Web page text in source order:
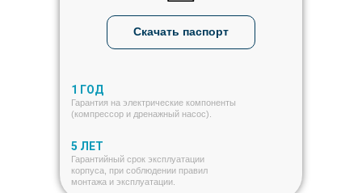
Гарантия на электрические компоненты
(компрессор и дренажный насос).
1 ГОД
Гарантийный срок эксплуатации
корпуса, при соблюдении правил
монтажа и эксплуатации.
5 ЛЕТ
Скачать паспорт